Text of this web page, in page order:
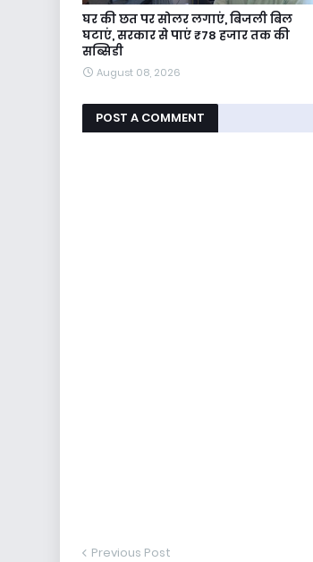
घर की छत पर सोलर लगाएं, बिजली बिल
घटाएं, सरकार से पाएं ₹78 हजार तक की
सब्सिडी
August 08, 2026
POST A COMMENT
Previous Post